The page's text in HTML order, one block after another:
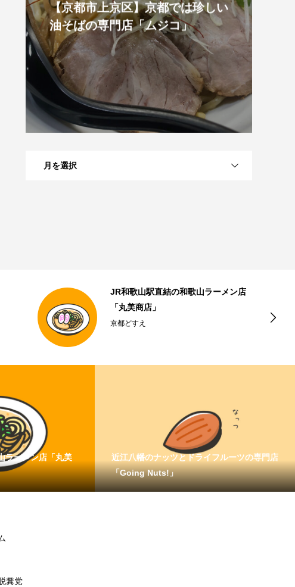
【京都市上京区】京都では珍しい
油そばの専門店「ムジコ」
月を選択
近江八幡のナッツとドライフルーツの
専門店「Going Nuts!」
京都どすえ
ラーメン店「丸美
近江八幡のナッツとドライフルーツの専門店
「Going Nuts!」
糞党